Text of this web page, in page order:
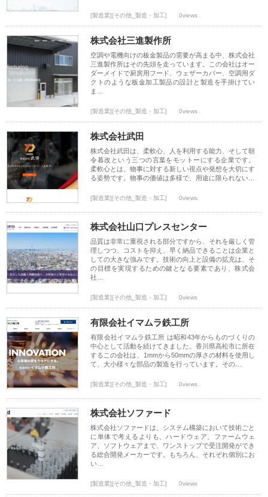
[製造業][その他_製造・加工] 0views
株式会社三進製作所
空調や電機向けの板金製品の需要が高まる中、株式会社
三進製作所はその先頭を走っています。この会社はオー
ダーメイドで厨房用フード、ウェザーカバー、空調用ダ
クトのような板金加工製品の設計と製造を手掛けてい
ま…
[製造業][その他_製造・加工] 0views
株式会社武田
株式会社武田は、柔軟心、人を利用する能力、そして朝
令暮改という三つの言葉をモットーにする企業です。
柔軟心とは、物事に対する新しい視点や発想を大切にす
る姿勢です。物事の価値は多様で、用途に限られない…
[製造業][その他_製造・加工] 0views
株式会社山口プレスセンター
品質は非常に重視される部分ですから、それを厳しく管
理しつつ、コストを抑え、早く納品できることは企業と
しての大きな強みです。技術の向上と設備の拡充は、そ
の目標を実現するための鍵となる要素であり、株式会
社…
[製造業][その他_製造・加工] 0views
有限会社イマムラ鉄工所
有限会社イマムラ鉄工所 は昭和43年からものづくりの
中心として活動を続けてきました。香川県高松市に所在
するこの会社は、1mmから50mmの厚さの材料を使用し
て、大小様々な部品の製造を行っています。その…
[製造業][その他_製造・加工] 0views
株式会社ソファード
株式会社ソファードは、システム構築において技術ごと
に単体で考えるよりも、ハードウェア、ファームウェ
ア、ソフトウェアまで、ワンストップで受注開発ができ
る総合開発メーカーです。もちろん、それぞれ個別にお
い…
[製造業][その他_製造・加工] 0views